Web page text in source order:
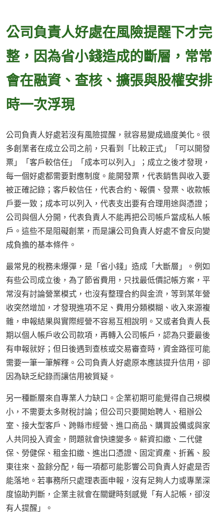
公司負責人好處在風險提醒下才完
整，因為省小錢造成的斷層，常常
會在融資、查核、擴張與股權安排
時一次浮現
公司負責人好處若沒有風險提醒，就容易變成過度美化。很
多創業者在成立公司之前，只看到「比較正式」「可以開發
票」「客戶較信任」「成本可以列入」；成立之後才發現，
每一個好處都需要對應制度。能開發票，代表銷售與收入要
被正確記錄；客戶較信任，代表合約、報價、發票、收款帳
戶要一致；成本可以列入，代表支出要有合理用途與憑證；
公司與個人分開，代表負責人不能再把公司帳戶當成私人帳
戶。這些不是阻礙創業，而是讓公司負責人好處不會反向變
成負擔的基本條件。
最常見的稅務未爆彈，是「省小錢」造成「大斷層」。例如
有些公司成立後，為了節省費用，只找最低價記帳方案，平
常沒有討論營業模式，也沒有整理合約與金流，等到某年營
收突然增加，才發現進項不足、費用分類模糊、收入來源複
雜，申報結果與實際經營不容易互相說明。又或者負責人長
期以個人帳戶收公司款項，再轉入公司帳戶，認為只要最後
有申報就好；但日後遇到查核或交易審查時，資金路徑可能
需要一筆一筆解釋。公司負責人好處原本應該提升信用，卻
因為缺乏紀錄而讓信用被質疑。
另一種斷層來自專業人力缺口。企業初期可能覺得自己規模
小，不需要太多財稅討論；但公司只要開始聘人、租辦公
室、接大型客戶、跨縣市經營、進口商品、購買設備或與家
人共同投入資金，問題就會快速變多。薪資扣繳、二代健
保、勞健保、租金扣繳、進出口憑證、固定資產、折舊、股
東往來、盈餘分配，每一項都可能影響公司負責人好處是否
能落地。若事務所只處理表面申報，沒有足夠人力或專業深
度協助判斷，企業主就會在關鍵時刻感覺「有人記帳，卻沒
有人提醒」。